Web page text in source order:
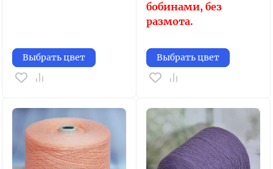
Выбрать цвет
бобинами, без
размота.
Выбрать цвет